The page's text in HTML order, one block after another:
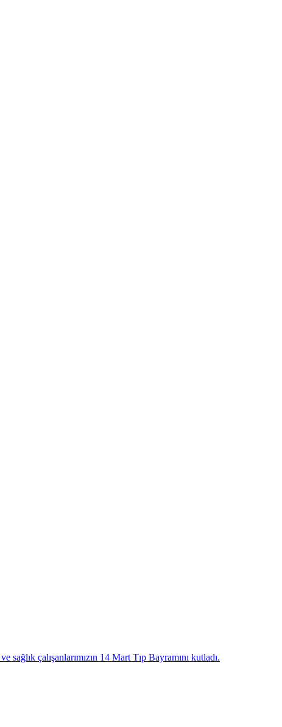
çalışanlarımızın 14 Mart Tıp Bayramını kutladı.